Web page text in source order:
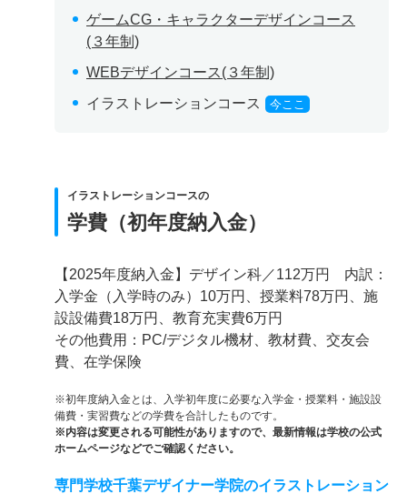
ゲームCG・キャラクターデザインコース
(３年制)
WEBデザインコース(３年制)
イラストレーションコース
今ここ
イラストレーションコースの
学費（初年度納入金）
【2025年度納入金】デザイン科／112万円 内訳：
入学金（入学時のみ）10万円、授業料78万円、施
設設備費18万円、教育充実費6万円
その他費用：PC/デジタル機材、教材費、交友会
費、在学保険
※初年度納入金とは、入学初年度に必要な入学金・授業料・施設設
備費・実習費などの学費を合計したものです。
※内容は変更される可能性がありますので、最新情報は学校の公式
ホームページなどでご確認ください。
専門学校千葉デザイナー学院のイラストレーション